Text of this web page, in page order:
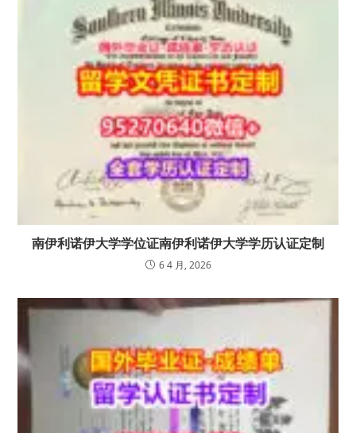
南伊利诺伊大学学位证南伊利诺伊大学学历认证定制
6 4 月, 2026